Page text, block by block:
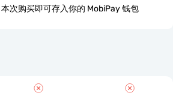
本次购买即可存入你的 MobiPay 钱包